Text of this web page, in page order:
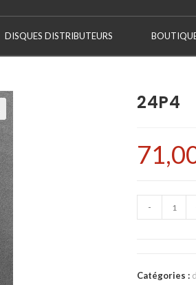
DISQUES DISTRIBUTEURS
24P4
-
Catégories :